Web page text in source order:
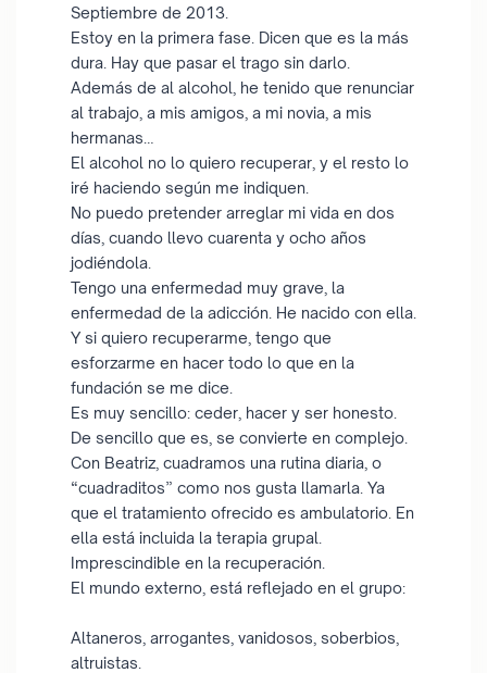
Septiembre de 2013.
Estoy en la primera fase. Dicen que es la más
dura. Hay que pasar el trago sin darlo.
Además de al alcohol, he tenido que renunciar
al trabajo, a mis amigos, a mi novia, a mis
hermanas…
El alcohol no lo quiero recuperar, y el resto lo
iré haciendo según me indiquen.
No puedo pretender arreglar mi vida en dos
días, cuando llevo cuarenta y ocho años
jodiéndola.
Tengo una enfermedad muy grave, la
enfermedad de la adicción. He nacido con ella.
Y si quiero recuperarme, tengo que
esforzarme en hacer todo lo que en la
fundación se me dice.
Es muy sencillo: ceder, hacer y ser honesto.
De sencillo que es, se convierte en complejo.
Con Beatriz, cuadramos una rutina diaria, o
“cuadraditos” como nos gusta llamarla. Ya
que el tratamiento ofrecido es ambulatorio. En
ella está incluida la terapia grupal.
Imprescindible en la recuperación.
El mundo externo, está reflejado en el grupo:
Altaneros, arrogantes, vanidosos, soberbios,
altruistas.